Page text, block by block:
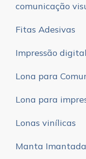
comunicação
Fitas Adesivas
Impressão
Lona para
Lona para
Lonas vinílicas
Manta Imantada